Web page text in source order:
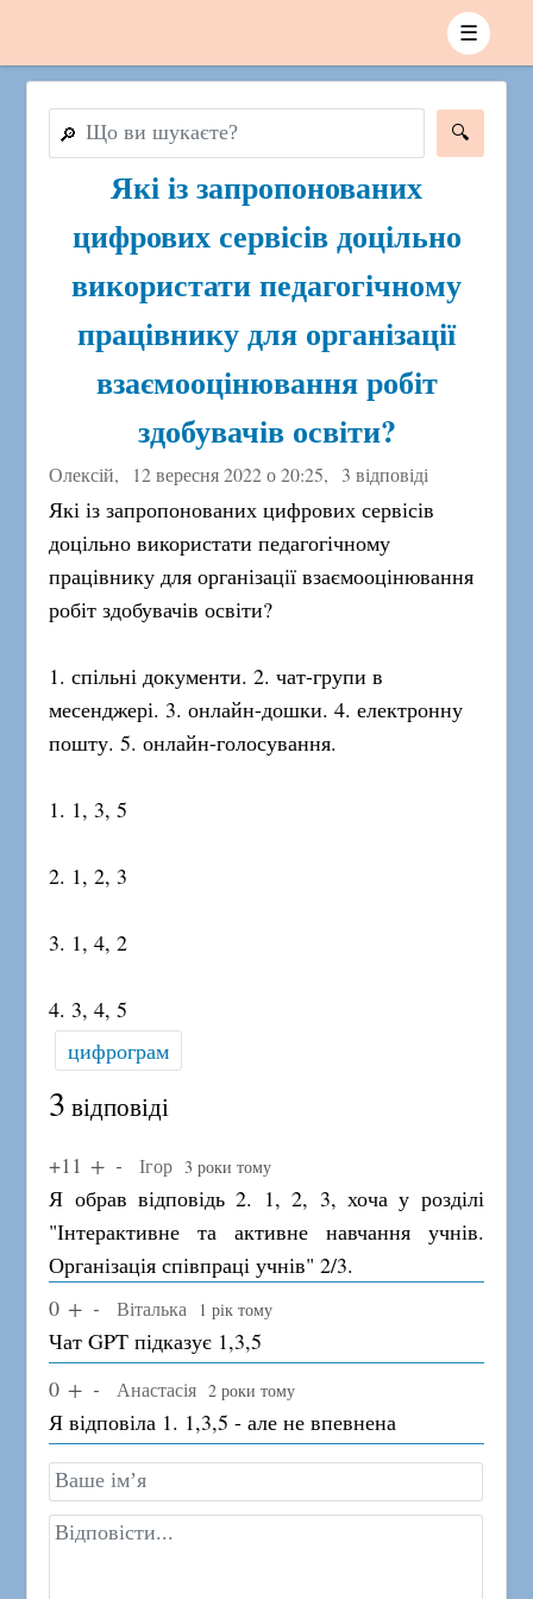
☰
🔎
Які із запропонованих
цифрових сервісів доцільно
використати педагогічному
працівнику для організації
взаємооцінювання робіт
здобувачів освіти?
Олексій, 12 вересня 2022 о 20:25, 3 відповіді
Які із запропонованих цифрових сервісів
доцільно використати педагогічному
працівнику для організації взаємооцінювання
робіт здобувачів освіти?
1. спільні документи. 2. чат-групи в
месенджері. 3. онлайн-дошки. 4. електронну
пошту. 5. онлайн-голосування.
1. 1, 3, 5
2. 1, 2, 3
3. 1, 4, 2
4. 3, 4, 5
цифрограм
3 відповіді
+11 Ігор 3 роки тому
Я обрав відповідь 2. 1, 2, 3, хоча у розділі
"Інтерактивне та активне навчання учнів.
Організація співпраці учнів" 2/3.
0
Віталька 1 рік тому
Чат GPT підказує 1,3,5
0
Анастасія 2 роки тому
Я відповіла 1. 1,3,5 - але не впевнена